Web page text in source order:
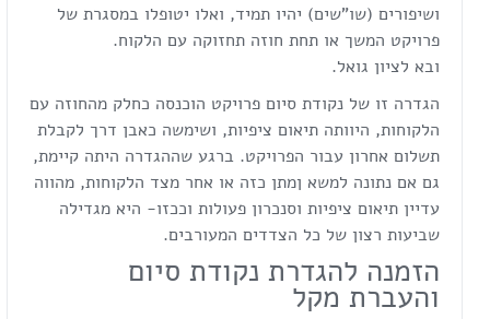
ושיפורים (שו"שים) יהיו תמיד, ואלו יטופלו במסגרת של
פרויקט המשך או תחת חוזה תחזוקה עם הלקוח.
ובא לציון גואל.
הגדרה זו של נקודת סיום פרויקט הוכנסה כחלק מהחוזה עם
הלקוחות, היוותה תיאום ציפיות, ושימשה כאבן דרך לקבלת
תשלום אחרון עבור הפרויקט. ברגע שההגדרה היתה קיימת,
גם אם נתונה למשא ןמתן כזה או אחר מצד הלקוחות, מהווה
עדיין תיאום ציפיות וסנכרון פעולות וככזו- היא מגדילה
שביעות רצון של כל הצדדים המעורבים.
הזמנה להגדרת נקודת סיום
והעברת מקל